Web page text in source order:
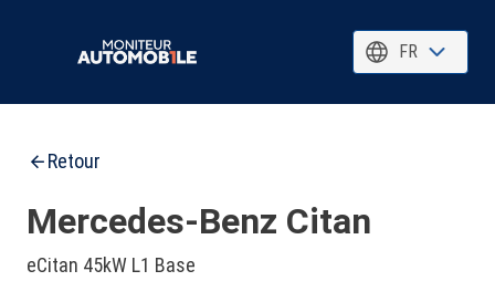
FR
Retour
Mercedes-Benz Citan
eCitan 45kW L1 Base